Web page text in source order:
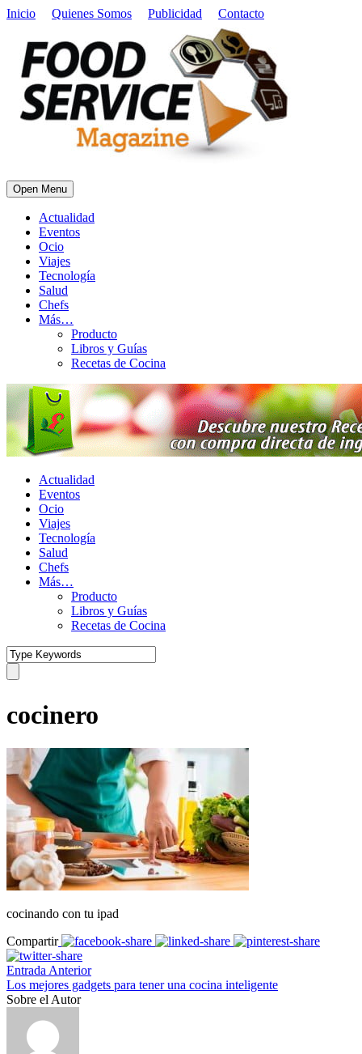
Inicio Quienes Somos Publicidad Contacto
Open Menu
Actualidad
Eventos
Ocio
Viajes
Tecnología
Salud
Chefs
Más…
Producto
Libros y Guías
Recetas de Cocina
Actualidad
Eventos
Ocio
Viajes
Tecnología
Salud
Chefs
Más…
Producto
Libros y Guías
Recetas de Cocina
cocinero
cocinando con tu ipad
Compartir
Entrada Anterior
Los mejores gadgets para tener una cocina inteligente
Sobre el Autor